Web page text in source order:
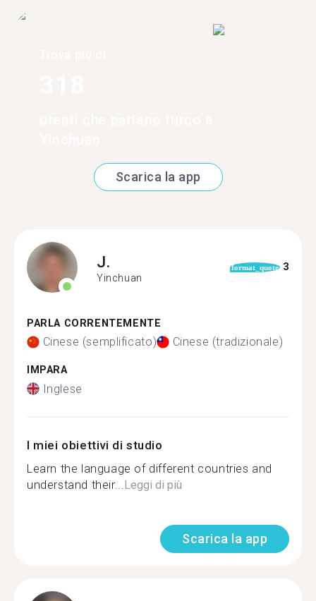
Scarica la app
J.
Yinchuan
format_quote 3
PARLA CORRENTEMENTE
Cinese (semplificato) Cinese (tradizionale)
IMPARA
Inglese
I miei obiettivi di studio
Learn the language of different countries and
understand their... Leggi di più
Scarica la app